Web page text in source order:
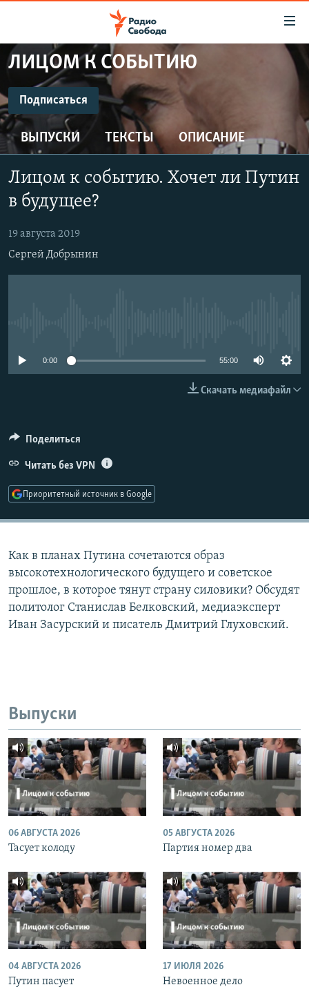
упрощенного
доступа
Вернуться
к
основному
содержанию
Вернутся
главной
Вернутся
поиску
ПРОГРАММЫ
ПОДКАСТЫ
АВТОРСКИЕ ПРОЕКТЫ
ЦИТАТЫ СВОБОДЫ
МНЕНИЯ
КУЛЬТУРА
КАВКАЗ.РЕАЛИИ
СЕВЕР.РЕАЛИИ
ЛИЦОМ К СОБЫТИЮ
Подписаться
ПОДПИСАТЬСЯ
ВЫПУСКИ ТЕКСТЫ ОПИСАНИЕ
Лицом к событию. Хочет ли Путин
в будущее?
19 августа 2019
Сергей Добрынин
0:00 55:00
Скачать медиафайл
Поделиться
Читать без VPN
Приоритетный источник в Google
Как в планах Путина сочетаются образ
высокотехнологического будущего и советское
прошлое, в которое тянут страну силовики? Обсудят
политолог Станислав Белковский, медиаэксперт
Иван Засурский и писатель Дмитрий Глуховский.
Выпуски
06 АВГУСТА 2026
Тасует колоду
05 АВГУСТА 2026
Партия номер два
04 АВГУСТА 2026
Путин пасует
17 ИЮЛЯ 2026
Невоенное дело